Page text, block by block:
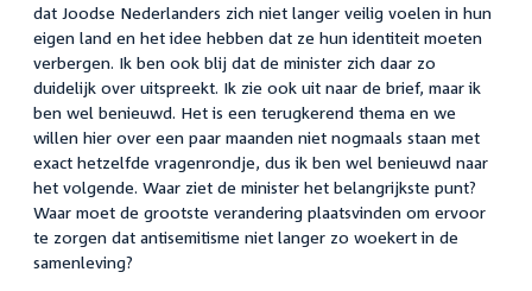
dat Joodse Nederlanders zich niet langer veilig voelen in hun
eigen land en het idee hebben dat ze hun identiteit moeten
verbergen. Ik ben ook blij dat de minister zich daar zo
duidelijk over uitspreekt. Ik zie ook uit naar de brief, maar ik
ben wel benieuwd. Het is een terugkerend thema en we
willen hier over een paar maanden niet nogmaals staan met
exact hetzelfde vragenrondje, dus ik ben wel benieuwd naar
het volgende. Waar ziet de minister het belangrijkste punt?
Waar moet de grootste verandering plaatsvinden om ervoor
te zorgen dat antisemitisme niet langer zo woekert in de
samenleving?